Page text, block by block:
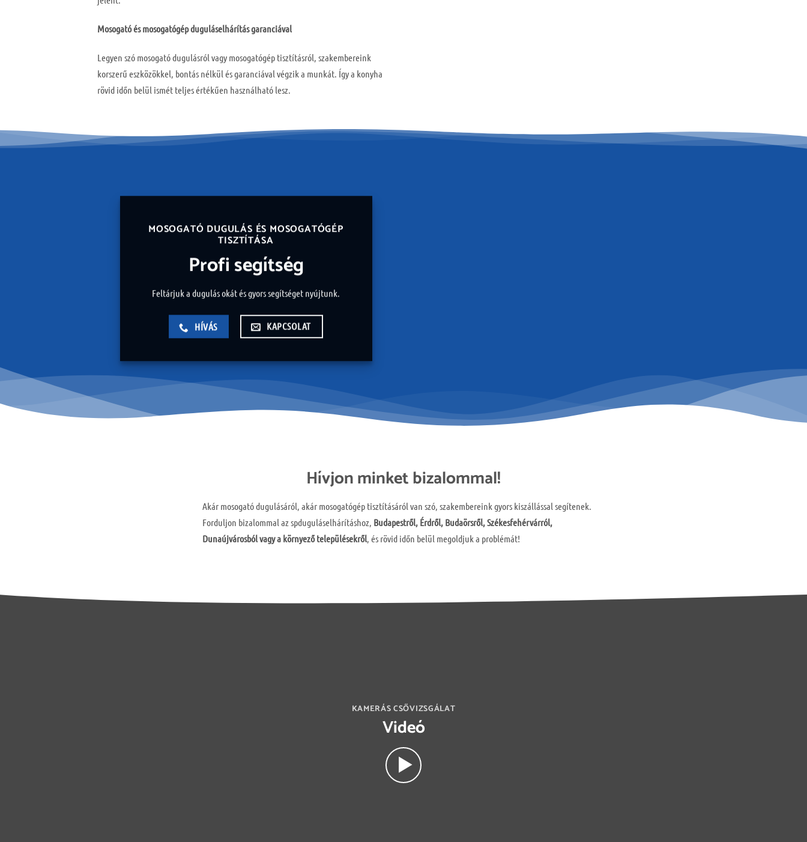
Mosogató és mosogatógép duguláselhárítás garanciával
Legyen szó mosogató dugulásról vagy mosogatógép tisztításról, szakembereink
korszerű eszközökkel, bontás nélkül és garanciával végzik a munkát. Így a konyha
rövid időn belül ismét teljes értékűen használható lesz.
MOSOGATÓ DUGULÁS ÉS MOSOGATÓGÉP
TISZTÍTÁSA
Profi segítség
Feltárjuk a dugulás okát és gyors segítséget nyújtunk.
HÍVÁS KAPCSOLAT
Hívjon minket bizalommal!
Akár mosogató dugulásáról, akár mosogatógép tisztításáról van szó, szakembereink gyors kiszállással segítenek.
Forduljon bizalommal az spduguláselhárításhoz, Budapestről, Érdről, Budaörsről, Székesfehérvárról,
Dunaújvárosból vagy a környező településekről , és rövid időn belül megoldjuk a problémát!
KAMERÁS CSŐVIZSGÁLAT
Videó